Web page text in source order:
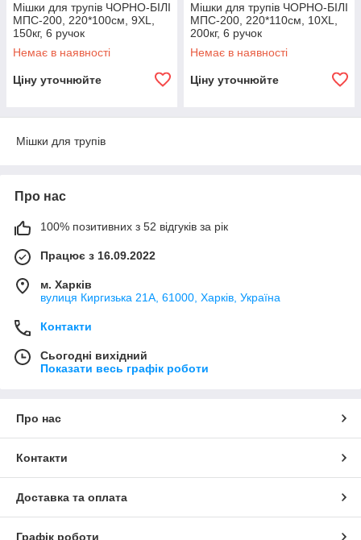
Мішки для трупів ЧОРНО-БІЛІ
МПС-200, 220*100см, 9XL,
150кг, 6 ручок
Немає в наявності
Ціну уточнюйте
Мішки для трупів ЧОРНО-БІЛІ
МПС-200, 220*110см, 10XL,
200кг, 6 ручок
Немає в наявності
Ціну уточнюйте
Мішки для трупів
Про нас
100% позитивних з 52 відгуків за рік
Працює з 16.09.2022
м. Харків
вулиця Киргизька 21А, 61000, Харків, Україна
Контакти
Сьогодні вихідний
Показати весь графік роботи
Про нас
Контакти
Доставка та оплата
Графік роботи